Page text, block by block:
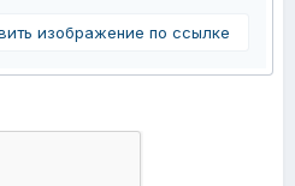
изображение по ссылке